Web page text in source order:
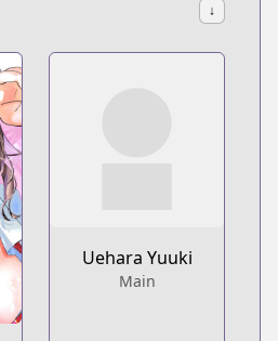
↓
Uehara Yuuki
Main